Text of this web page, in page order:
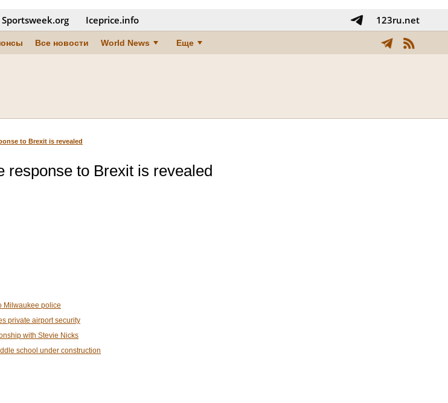
Sportsweek.org Iceprice.info 123ru.net
Все новости World News Еще
to Brexit is revealed
response to Brexit is revealed
Milwaukee police
private airport security
with Stevie Nicks
school under construction